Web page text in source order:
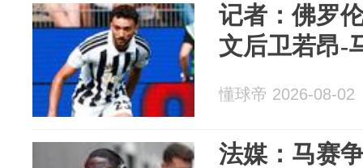
记者：佛罗
文后卫若昂-
懂球帝 2026-08-02
法媒：马赛